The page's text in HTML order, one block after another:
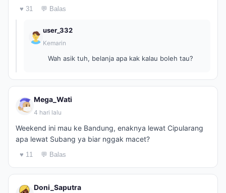
♥ 31 💬 Balas
user_332
Kemarin
Wah asik tuh, belanja apa kak kalau boleh tau?
Mega_Wati
4 hari lalu
Weekend ini mau ke Bandung, enaknya lewat Cipularang
apa lewat Subang ya biar nggak macet?
♥ 11 💬 Balas
Doni_Saputra